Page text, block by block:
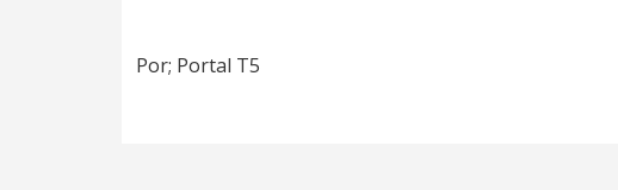
Por; Portal T5